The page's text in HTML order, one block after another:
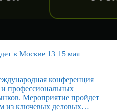
в Москве 13-15 мая
конференция
и профессиональных
Мероприятие пройдет
из ключевых деловых…